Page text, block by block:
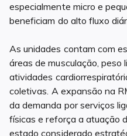
especialmente micro e
beneficiam do alto fluxo
As unidades contam com
áreas de musculação,
atividades
coletivas. A expansão na
da demanda por serviços
físicas e reforça a atuação
estado considerado